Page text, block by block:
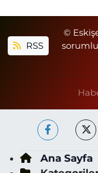
RSS
©
Ana Sayfa